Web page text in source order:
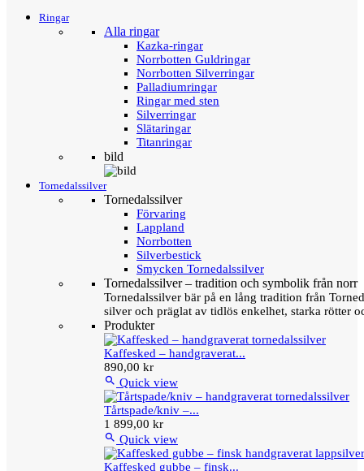
Ringar
Alla ringar
Kazka-ringar
Norrbotten Guldringar
Norrbotten Silverringar
Palladiumringar
Ringar med sten
Silverringar
Slätaringar
Titanringar
bild
Tornedalssilver
Tornedalssilver
Förvaring
Lappland
Norrbotten
Silverbestick
Smycken Tornedalssilver
Tornedalssilver – tradition och symbolik från norr
Tornedalssilver bär på en lång tradition från
silver och präglat av tidlös enkelhet, starka rötter
Produkter
Kaffesked – handgraverat...
890,00 kr
 Quick view
Tårtspade/kniv –...
1 899,00 kr
 Quick view
Kaffesked gubbe – finsk...